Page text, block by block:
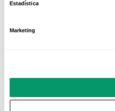
Estadística
Marketing